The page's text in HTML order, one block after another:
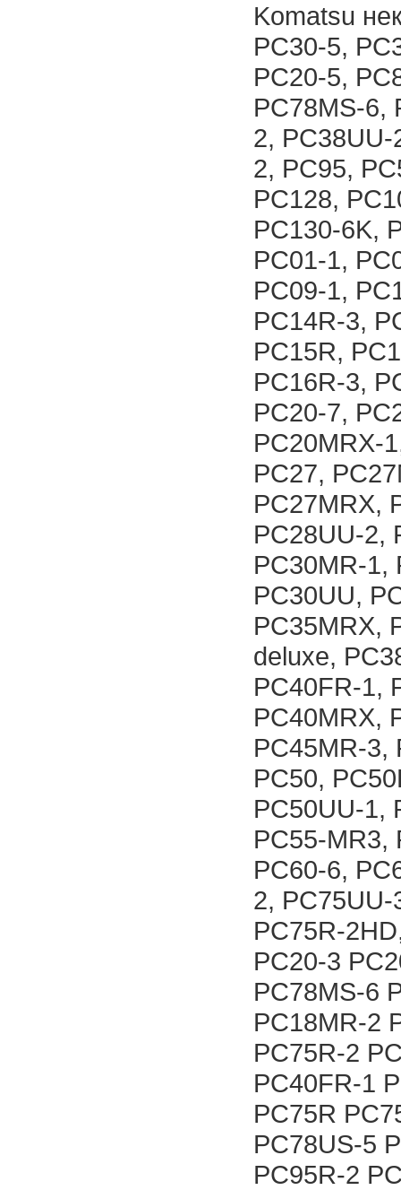
Komatsu
PC30-5,
PC20-5,
PC78MS-6,
2,
2, PC95,
PC128,
PC130-6K,
PC01-1,
PC09-1,
PC14R-3,
PC15R,
PC16R-3,
PC20-7,
PC20MRX-
PC27,
PC27MRX,
PC28UU-2,
PC30MR-1,
PC30UU,
PC35MRX,
deluxe,
PC40FR-1,
PC40MRX,
PC45MR-3,
PC50,
PC50UU-1,
PC55-MR3,
PC60-6,
2,
PC75R-
PC20-3
PC78MS-6
PC18MR-2
PC75R-2
PC40FR-1
PC75R
PC78US-5
PC95R-2